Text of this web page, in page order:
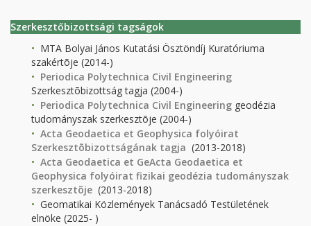
Szerkesztőbizottsági tagságok
MTA Bolyai János Kutatási Ösztöndíj Kuratóriuma
szakértõje (2014-)
Periodica Polytechnica Civil Engineering
Szerkesztõbizottság tagja (2004-)
Periodica Polytechnica Civil Engineering geodézia
tudományszak szerkesztõje (2004-)
Acta Geodaetica et Geophysica folyóirat
Szerkesztõbizottságának tagja (2013-2018)
Acta Geodaetica et GeActa Geodaetica et
Geophysica folyóirat fizikai geodézia tudományszak
szerkesztõje (2013-2018)
Geomatikai Közlemények Tanácsadó Testületének
elnöke (2025- )